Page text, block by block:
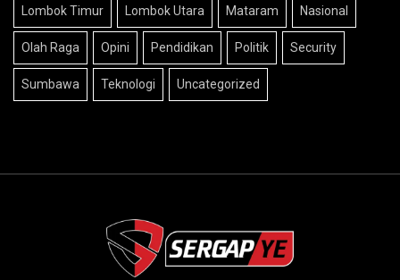
Olah Raga Opini Pendidikan Politik Security
Sumbawa Teknologi Uncategorized